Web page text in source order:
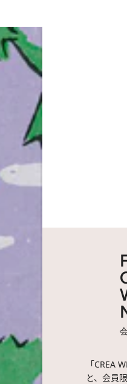
「CREA
と、会員